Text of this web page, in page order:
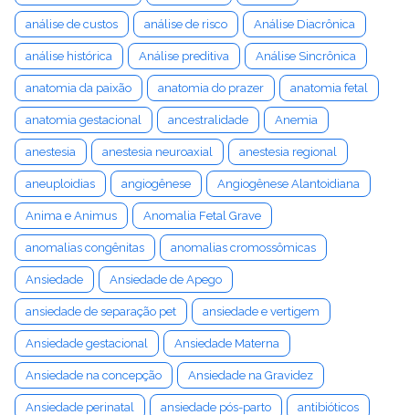
análise de custos análise de risco Análise Diacrônica
análise histórica Análise preditiva Análise Sincrônica
anatomia da paixão anatomia do prazer anatomia fetal
anatomia gestacional ancestralidade Anemia
anestesia anestesia neuroaxial anestesia regional
aneuploidias angiogênese Angiogênese Alantoidiana
Anima e Animus Anomalia Fetal Grave
anomalias congênitas anomalias cromossômicas
Ansiedade Ansiedade de Apego
ansiedade de separação pet ansiedade e vertigem
Ansiedade gestacional Ansiedade Materna
Ansiedade na concepção Ansiedade na Gravidez
Ansiedade perinatal ansiedade pós-parto antibióticos